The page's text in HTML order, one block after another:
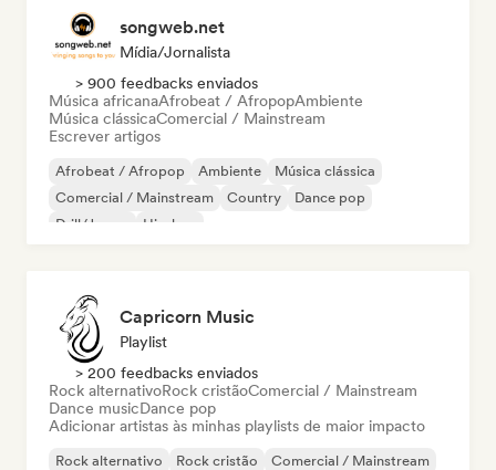
songweb.net
Mídia/Jornalista
> 900 feedbacks enviados
Música africanaAfrobeat / AfropopAmbiente
Música clássicaComercial / Mainstream
Escrever artigos
Afrobeat / Afropop Ambiente
Música clássica
Comercial / Mainstream
Country
Dance pop
Drill/Jersey
Hip-hop
Capricorn Music
Playlist
> 200 feedbacks enviados
Rock alternativoRock cristãoComercial / Mainstream
Dance musicDance pop
Adicionar artistas às minhas playlists de maior impacto
Rock alternativo Rock cristão
Comercial / Mainstream